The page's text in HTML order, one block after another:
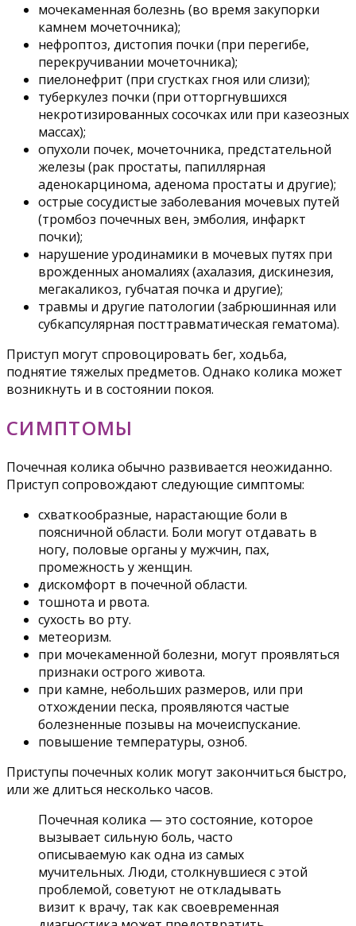
мочекаменная болезнь (во время закупорки
камнем мочеточника);
нефроптоз, дистопия почки (при перегибе,
перекручивании мочеточника);
пиелонефрит (при сгустках гноя или слизи);
туберкулез почки (при отторгнувшихся
некротизированных сосочках или при казеозных
массах);
опухоли почек, мочеточника, предстательной
железы (рак простаты, папиллярная
аденокарцинома, аденома простаты и другие);
острые сосудистые заболевания мочевых путей
(тромбоз почечных вен, эмболия, инфаркт
почки);
нарушение уродинамики в мочевых путях при
врожденных аномалиях (ахалазия, дискинезия,
мегакаликоз, губчатая почка и другие);
травмы и другие патологии (забрюшинная или
субкапсулярная посттравматическая гематома).
Приступ могут спровоцировать бег, ходьба,
поднятие тяжелых предметов. Однако колика может
возникнуть и в состоянии покоя.
СИМПТОМЫ
Почечная колика обычно развивается неожиданно.
Приступ сопровождают следующие симптомы:
схваткообразные, нарастающие боли в
поясничной области. Боли могут отдавать в
ногу, половые органы у мужчин, пах,
промежность у женщин.
дискомфорт в почечной области.
тошнота и рвота.
сухость во рту.
метеоризм.
при мочекаменной болезни, могут проявляться
признаки острого живота.
при камне, небольших размеров, или при
отхождении песка, проявляются частые
болезненные позывы на мочеиспускание.
повышение температуры, озноб.
Приступы почечных колик могут закончиться быстро,
или же длиться несколько часов.
Почечная колика — это состояние, которое
вызывает сильную боль, часто
описываемую как одна из самых
мучительных. Люди, столкнувшиеся с этой
проблемой, советуют не откладывать
визит к врачу, так как своевременная